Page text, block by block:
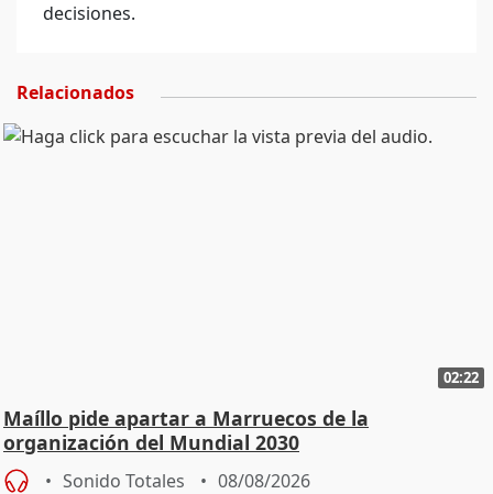
decisiones.
Relacionados
02:22
Maíllo pide apartar a Marruecos de la
organización del Mundial 2030
Sonido Totales 08/08/2026